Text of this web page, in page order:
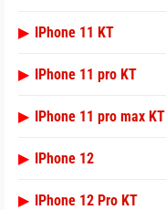
▶ IPhone 11 KT
▶ IPhone 11 pro KT
▶ IPhone 11 pro max KT
▶ IPhone 12
▶ IPhone 12 Pro KT